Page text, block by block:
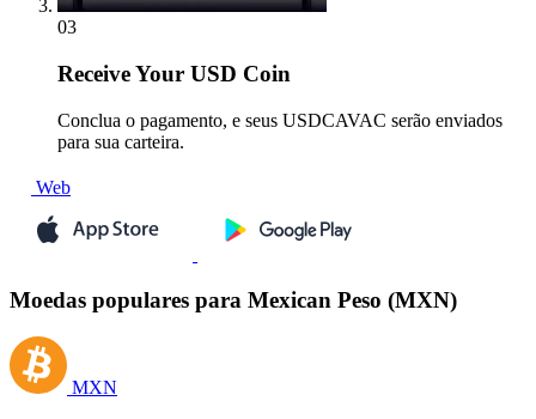
03
ReceiveYour USD Coin
Conclua o pagamento, e seus USDCAVAC serão enviados
para sua carteira.
Web
Moedas populares para Mexican Peso (MXN)
MXN